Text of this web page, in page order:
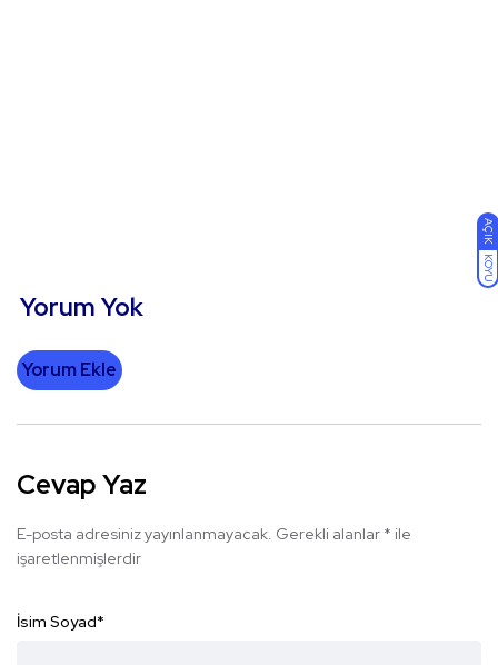
AÇIK
KOYU
Yorum Yok
Yorum Ekle
Cevap Yaz
E-posta adresiniz yayınlanmayacak. Gerekli alanlar * ile
işaretlenmişlerdir
İsim Soyad*